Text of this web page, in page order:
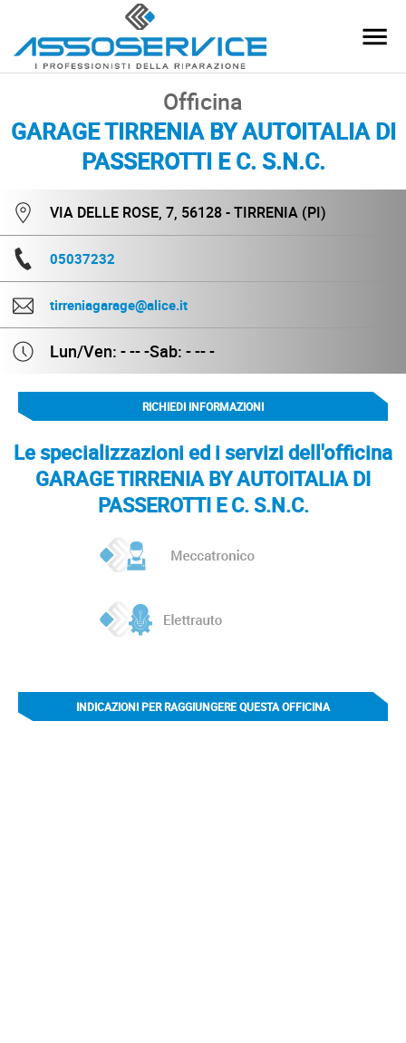
Officina
GARAGE TIRRENIA BY AUTOITALIA DI
PASSEROTTI E C. S.N.C.
VIA DELLE ROSE, 7, 56128 - TIRRENIA (PI)
05037232
tirreniagarage@alice.it
Lun/Ven: - -- -Sab: - -- -
RICHIEDI INFORMAZIONI
Le specializzazioni ed i servizi dell'officina
GARAGE TIRRENIA BY AUTOITALIA DI
PASSEROTTI E C. S.N.C.
INDICAZIONI PER RAGGIUNGERE QUESTA OFFICINA